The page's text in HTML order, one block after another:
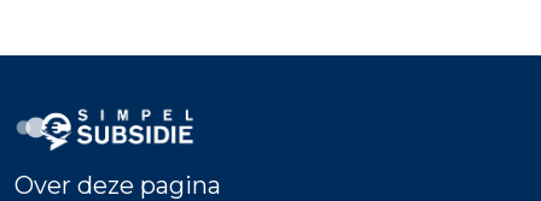
Over deze pagina